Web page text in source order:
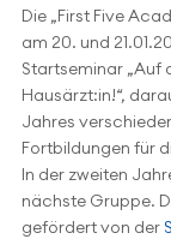
Die „First Five
am 20. und
Startseminar „Auf
Hausärzt:in!“,
Jahres
Fortbildungen für
In der zweiten
nächste Gruppe.
gefördert von der